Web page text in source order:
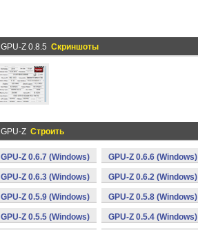
GPU-Z 0.8.5 Скриншоты
GPU-Z Строить
GPU-Z 0.6.7 (Windows) GPU-Z 0.6.6 (Windows)
GPU-Z 0.6.3 (Windows) GPU-Z 0.6.2 (Windows)
GPU-Z 0.5.9 (Windows) GPU-Z 0.5.8 (Windows)
GPU-Z 0.5.5 (Windows) GPU-Z 0.5.4 (Windows)